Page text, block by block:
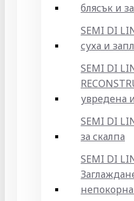
блясък и
SEMI DI
суха и
SEMI DI
увредена
SEMI DI
за скалпа
SEMI DI
непокорна